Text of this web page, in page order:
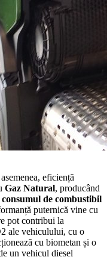
eficiență
Gaz Natural, producând
consumul de combustibil
puternică vine cu
pot contribui la
ale vehiculului, cu o
cu biometan și o
un vehicul diesel